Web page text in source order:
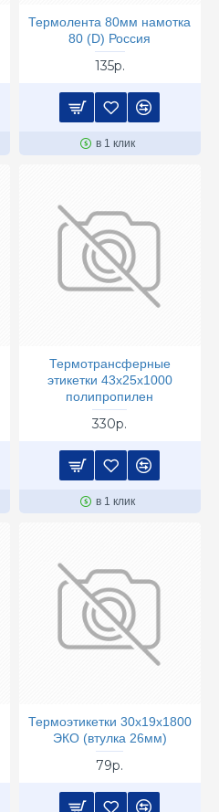
Термолента 80мм намотка
80 (D) Россия
135р.
в 1 клик
Термотрансферные
этикетки 43х25х1000
полипропилен
330р.
в 1 клик
Термоэтикетки 30х19х1800
ЭКО (втулка 26мм)
79р.